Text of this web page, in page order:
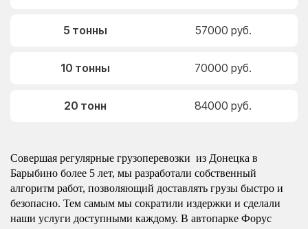
5 тонны 57000 руб.
10 тонны 70000 руб.
20 тонн 84000 руб.
Совершая регулярные грузоперевозки из Донецка в
Барыбино более 5 лет, мы разработали собственный
алгоритм работ, позволяющий доставлять грузы быстро и
безопасно. Тем самым мы сократили издержки и сделали
наши услуги доступными каждому. В автопарке Форус